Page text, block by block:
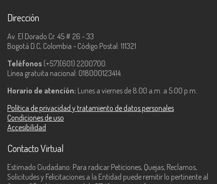
Dirección
Av. El Dorado Cr. 45 # 26 - 33
Bogotá D.C, Colombia - Código Postal: 111321
Teléfonos (+57)(601) 2200700.
Línea gratuita nacional: 018000123414.
Horario de atención: Lunes a viernes de 8:00 a.m. a 5:00 p.m.
Política de privacidad y tratamiento de datos personales
Condiciones de uso
Accesibilidad
Contacto Virtual
Estimado Ciudadano: Para radicar Peticiones, Quejas, Reclamos,
Solicitudes y Felicitaciones a la Entidad puede remitir lo pertinente al